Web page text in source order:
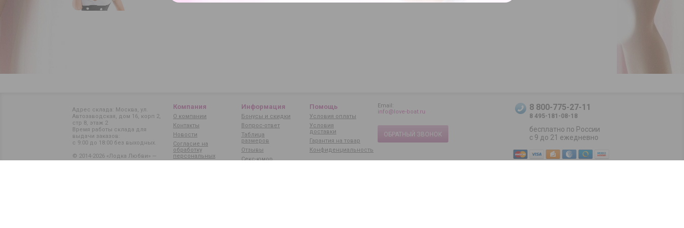
Адрес склада: Москва, ул.
Автозаводская, дом 16, корп 2,
стр 8, этаж 2
Время работы склада для
выдачи заказов:
с 9:00 до 18:00 без выходных.
© 2014-2026 «Лодка Любви» —
магазин интимных товаров
Компания
О компании
Контакты
Новости
Согласие на
обработку
персональных
данных
Информация
Бонусы и скидки
Вопрос-ответ
Таблица
размеров
Отзывы
Секс-юмор
Помощь
Условия оплаты
Условия
доставки
Гарантия на товар
Конфиденциальность
Email:
info@love-boat.ru
ОБРАТНЫЙ ЗВОНОК
8 800-775-27-11
8 495-181-08-18
бесплатно по России
с 9 до 21 ежедневно